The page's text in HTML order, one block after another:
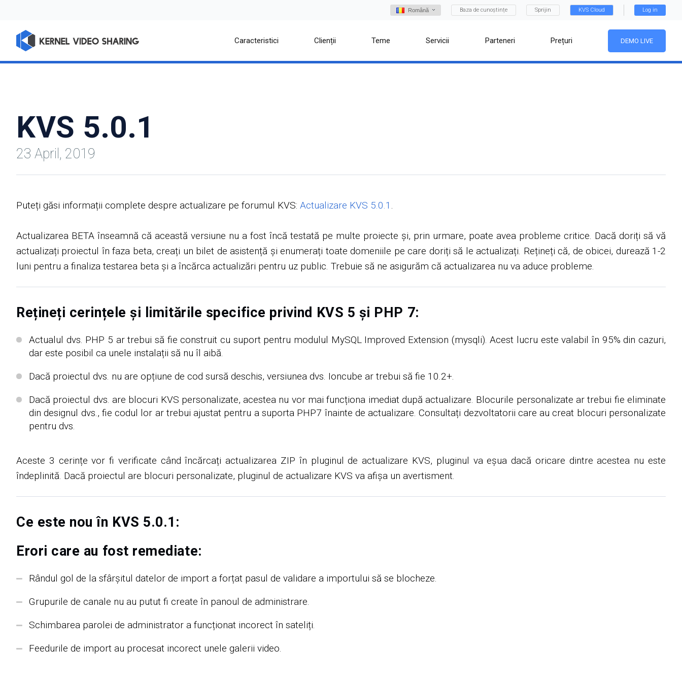
Română Baza de cunoștințe Sprijin KVS Cloud Log in
Caracteristici Clienții Teme Servicii Parteneri Prețuri DEMO LIVE
KVS 5.0.1
23 April, 2019
Puteți găsi informații complete despre actualizare pe forumul KVS: Actualizare KVS 5.0.1 .
Actualizarea BETA înseamnă că această versiune nu a fost încă testată pe multe proiecte și, prin urmare, poate avea probleme critice. Dacă doriți să vă
actualizați proiectul în faza beta, creați un bilet de asistență și enumerați toate domeniile pe care doriți să le actualizați. Rețineți că, de obicei, durează 1-2
luni pentru a finaliza testarea beta și a încărca actualizări pentru uz public. Trebuie să ne asigurăm că actualizarea nu va aduce probleme.
Rețineți cerințele și limitările specifice privind KVS 5 și PHP 7:
Actualul dvs. PHP 5 ar trebui să fie construit cu suport pentru modulul MySQL Improved Extension (mysqli). Acest lucru este valabil în 95% din cazuri,
dar este posibil ca unele instalații să nu îl aibă.
Dacă proiectul dvs. nu are opțiune de cod sursă deschis, versiunea dvs. Ioncube ar trebui să fie 10.2+.
Dacă proiectul dvs. are blocuri KVS personalizate, acestea nu vor mai funcționa imediat după actualizare. Blocurile personalizate ar trebui fie eliminate
din designul dvs., fie codul lor ar trebui ajustat pentru a suporta PHP7 înainte de actualizare. Consultați dezvoltatorii care au creat blocuri personalizate
pentru dvs.
Aceste 3 cerințe vor fi verificate când încărcați actualizarea ZIP în pluginul de actualizare KVS, pluginul va eșua dacă oricare dintre acestea nu este
îndeplinită. Dacă proiectul are blocuri personalizate, pluginul de actualizare KVS va afișa un avertisment.
Ce este nou în KVS 5.0.1:
Erori care au fost remediate:
Rândul gol de la sfârșitul datelor de import a forțat pasul de validare a importului să se blocheze.
Grupurile de canale nu au putut fi create în panoul de administrare.
Schimbarea parolei de administrator a funcționat incorect în sateliți.
Feedurile de import au procesat incorect unele galerii video.